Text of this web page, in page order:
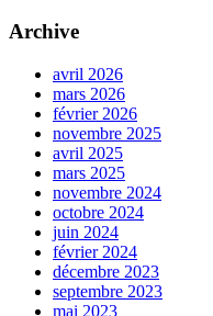
Archive
avril 2026
mars 2026
février 2026
novembre 2025
avril 2025
mars 2025
novembre 2024
octobre 2024
juin 2024
février 2024
décembre 2023
septembre 2023
mai 2023